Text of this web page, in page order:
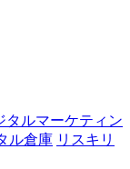
タルマーケティン
ル倉庫 リスキリ